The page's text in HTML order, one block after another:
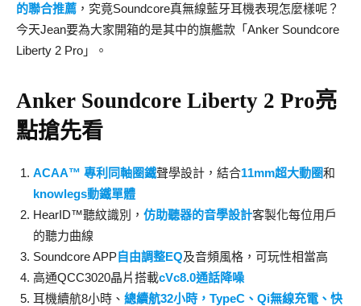
的聯合推薦 ，究竟Soundcore真無線藍牙耳機表現怎麼樣呢？
今天Jean要為大家開箱的是其中的旗艦款「Anker Soundcore
Liberty 2 Pro」。
Anker Soundcore Liberty 2 Pro亮
點搶先看
ACAA™ 專利同軸圈鐵聲學設計，結合11mm超大動圈和
knowlegs動鐵單體
HearID™聽紋識別， 仿助聽器的音學設計客製化每位用戶
的聽力曲線
Soundcore APP自由調整EQ及音頻風格，可玩性相當高
高通QCC3020晶片搭載cVc8.0通話降噪
耳機續航8小時、 總續航32小時，TypeC、Qi無線充電、快